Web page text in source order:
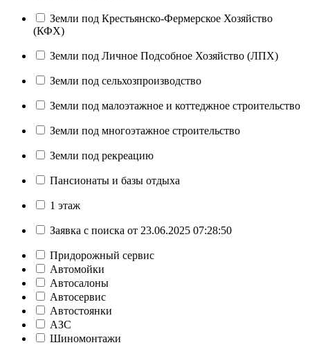
Земли под Крестьянско-Фермерское Хозяйство
(КФХ)
Земли под Личное Подсобное Хозяйство (ЛПХ)
Земли под сельхозпроизводство
Земли под малоэтажное и коттеджное строительство
Земли под многоэтажное строительство
Земли под рекреацию
Пансионаты и базы отдыха
1 этаж
Заявка с поиска от 23.06.2025 07:28:50
Придорожный сервис
Автомойки
Автосалоны
Автосервис
Автостоянки
АЗС
Шиномонтажи